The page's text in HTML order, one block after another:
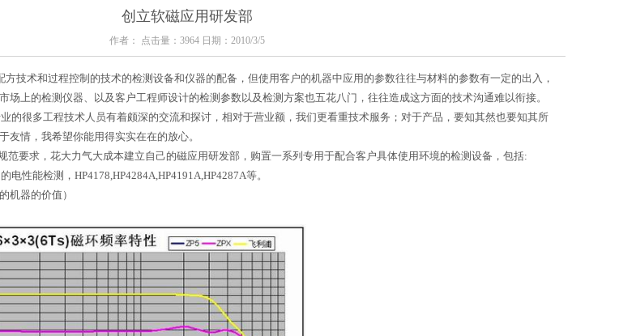
创立软磁应用研发部
作者： 点击量： 3964 日期：2010/3/5
技术和过程控制的技术的检测设备和仪器的配备，但使用客户的机器中应用的参数往往与材料的参数有一定的出入，
场上的检测仪器、以及客户工程师设计的检测参数以及检测方案也五花八门，往往造成这方面的技术沟通难以衔接。
的很多工程技术人员有着颇深的交流和探讨，相对于营业额，我们更看重技术服务；对于产品，要知其然也要知其所
友情，我希望你能用得实实在在的放心。
范要求，花大力气大成本建立自己的磁应用研发部，购置一系列专用于配合客户具体使用环境的检测设备，包括:
性能检测，HP4178,HP4284A,HP4191A,HP4287A等。
机器的价值）